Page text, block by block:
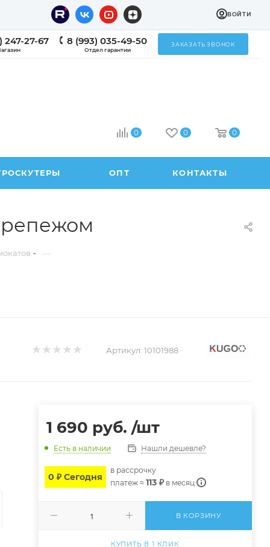
ВОЙТИ
247-27-67 8 (993) 035-49-50
Отдел гарантии
ЗАКАЗАТЬ ЗВОНОК
0 0 0
ОПТ КОНТАКТЫ
—
Артикул: 10101988
1 690 руб. /шт
Есть в наличии Нашли дешевле?
0 ₽ Сегодня
в расcрочку
платеж ≈ 113 ₽в месяц
В КОРЗИНУ
КУПИТЬ В 1 КЛИК